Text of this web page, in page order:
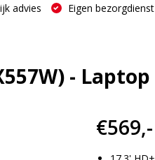
advies Eigen bezorgdienst
- Laptop
€569,-